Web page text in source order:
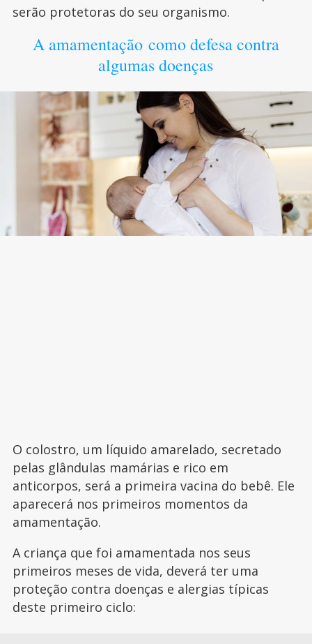
serão protetoras do seu organismo.
A amamentação como defesa contra
algumas doenças
O colostro, um líquido amarelado, secretado
pelas glândulas mamárias e rico em
anticorpos, será a primeira vacina do bebê. Ele
aparecerá nos primeiros momentos da
amamentação.
A criança que foi amamentada nos seus
primeiros meses de vida, deverá ter uma
proteção contra doenças e alergias típicas
deste primeiro ciclo: